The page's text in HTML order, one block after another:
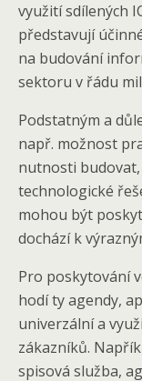
využití sdílených
představují
na budování
sektoru v řádu
Podstatným a
např. možnost
nutnosti
technologické
mohou být
dochází k
Pro poskytování
hodí ty agendy,
univerzální a
zákazníků.
spisová služba,